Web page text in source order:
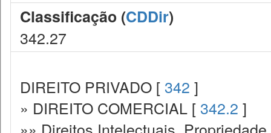
Classificação (CDDir)
342.27
DIREITO PRIVADO [ 342 ]
» DIREITO COMERCIAL [ 342.2 ]